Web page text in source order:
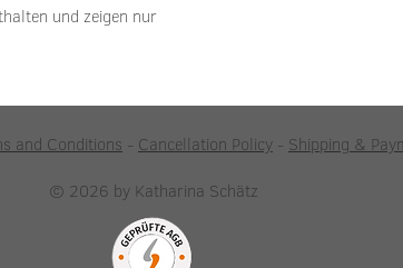
und zeigen nur
and Conditions - Cancellation Policy - Shipping &
© 2026 by Katharina Schätz